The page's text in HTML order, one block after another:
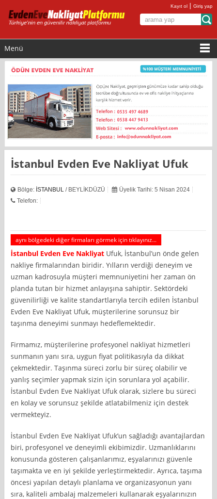
Kayıt ol |Giriş yap
Menü
İstanbul Evden Eve Nakliyat Ufuk
Bölge: İSTANBUL / BEYLİKDÜZÜ
Üyelik Tarihi: 5 Nisan 2024
Telefon:
aynı bölgedeki diğer firmaları görmek için tıklayınız...
İstanbul Evden Eve Nakliyat Ufuk, İstanbul’un önde gelen
nakliye firmalarından biridir. Yılların verdiği deneyim ve
uzman kadrosuyla müşteri memnuniyetini her zaman ön
planda tutan bir hizmet anlayışına sahiptir. Sektördeki
güvenilirliği ve kalite standartlarıyla tercih edilen İstanbul
Evden Eve Nakliyat Ufuk, müşterilerine sorunsuz bir
taşınma deneyimi sunmayı hedeflemektedir.
Firmamız, müşterilerine profesyonel nakliyat hizmetleri
sunmanın yanı sıra, uygun fiyat politikasıyla da dikkat
çekmektedir. Taşınma süreci zorlu bir süreç olabilir ve
yanlış seçimler yapmak sizin için sorunlara yol açabilir.
İstanbul Evden Eve Nakliyat Ufuk olarak, sizlere bu süreci
en kolay ve sorunsuz şekilde atlatabilmeniz için destek
vermekteyiz.
İstanbul Evden Eve Nakliyat Ufuk’un sağladığı avantajlardan
biri, profesyonel ve deneyimli ekibimizdir. Uzmanlıklarını
konusunda gösteren çalışanlarımız, eşyalarınızı güvenle
taşımakta ve en iyi şekilde yerleştirmektedir. Ayrıca, taşıma
öncesi yapılan detaylı planlama ve organizasyonun yanı
sıra, kaliteli ambalaj malzemeleri kullanarak eşyalarınızın